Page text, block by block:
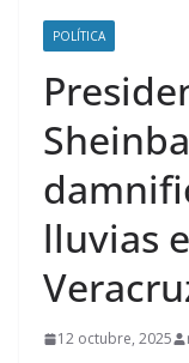
POLÍTICA
lluvias
12 octubre, 2025